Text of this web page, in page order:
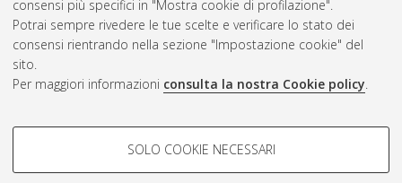
consensi più specifici in "Mostra cookie di profilazione".
Potrai sempre rivedere le tue scelte e verificare lo stato dei
consensi rientrando nella sezione "Impostazione cookie" del
sito.
Per maggiori informazioni consulta la nostra Cookie policy.
COOKIE DI PROFILAZIONE -
SOLO COOKIE NECESSARI
Rss 2.0
ISSN: 2038-7946
Impostazioni Cookie
Informativa sulla privacy
Condizioni d’uso del sito